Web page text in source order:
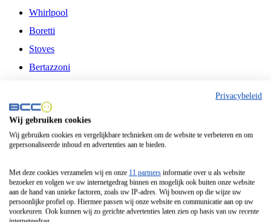
Whirlpool
Boretti
Stoves
Bertazzoni
Fitelli
Airfryer
Frituurpan
Contactgrill
Broodbakmachine
Broodrooster
Privacybeleid
Wij gebruiken cookies
Wij gebruiken cookies en vergelijkbare technieken om de website te verbeteren en om
gepersonaliseerde inhoud en advertenties aan te bieden.
Met deze cookies verzamelen wij en onze 11 partners informatie over u als website
bezoeker en volgen we uw internetgedrag binnen en mogelijk ook buiten onze website
aan de hand van unieke factoren, zoals uw IP-adres. Wij bouwen op die wijze uw
persoonlijke profiel op. Hiermee passen wij onze website en communicatie aan op uw
voorkeuren. Ook kunnen wij zo gerichte advertenties laten zien op basis van uw recente